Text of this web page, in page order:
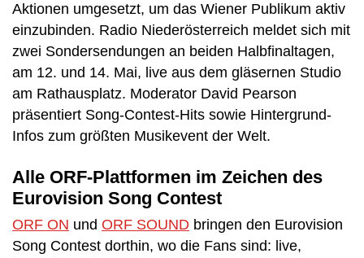
Aktionen umgesetzt, um das Wiener Publikum aktiv
einzubinden. Radio Niederösterreich meldet sich mit
zwei Sondersendungen an beiden Halbfinaltagen,
am 12. und 14. Mai, live aus dem gläsernen Studio
am Rathausplatz. Moderator David Pearson
präsentiert Song-Contest-Hits sowie Hintergrund-
Infos zum größten Musikevent der Welt.
Alle ORF-Plattformen im Zeichen des
Eurovision Song Contest
ORF ON und ORF SOUND bringen den Eurovision
Song Contest dorthin, wo die Fans sind: live,